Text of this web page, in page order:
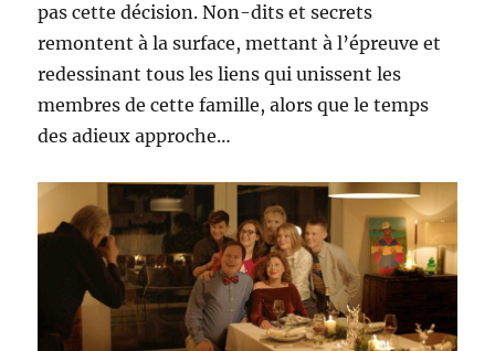
pas cette décision. Non-dits et secrets
remontent à la surface, mettant à l’épreuve et
redessinant tous les liens qui unissent les
membres de cette famille, alors que le temps
des adieux approche…